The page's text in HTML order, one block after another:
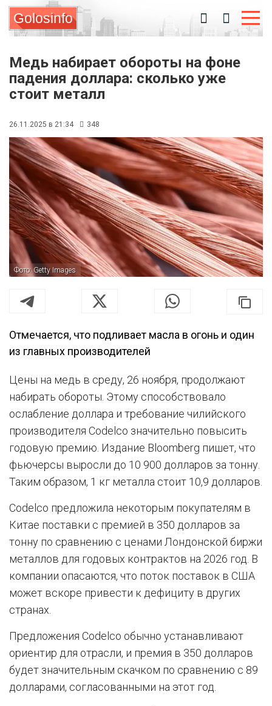
Golosinfo
Медь набирает обороты на фоне
падения доллара: сколько уже
стоит металл
26.11.2025 в 21:34 348
Фото: Getty Images
Отмечается, что подливает масла в огонь и один
из главных производителей
Цены на медь в среду, 26 ноября, продолжают
набирать обороты. Этому способствовало
ослабление доллара и требование чилийского
производителя Codelco значительно повысить
годовую премию. Издание Bloomberg пишет, что
фьючерсы выросли до 10 900 долларов за тонну.
Таким образом, 1 кг металла стоит 10,9 долларов.
Codelco предложила некоторым покупателям в
Китае поставки с премией в 350 долларов за
тонну по сравнению с ценами Лондонской биржи
металлов для годовых контрактов на 2026 год. В
компании опасаются, что поток поставок в США
может вскоре привести к дефициту в других
странах.
Предложения Codelco обычно устанавливают
ориентир для отрасли, и премия в 350 долларов
будет значительным скачком по сравнению с 89
долларами, согласованными на этот год.